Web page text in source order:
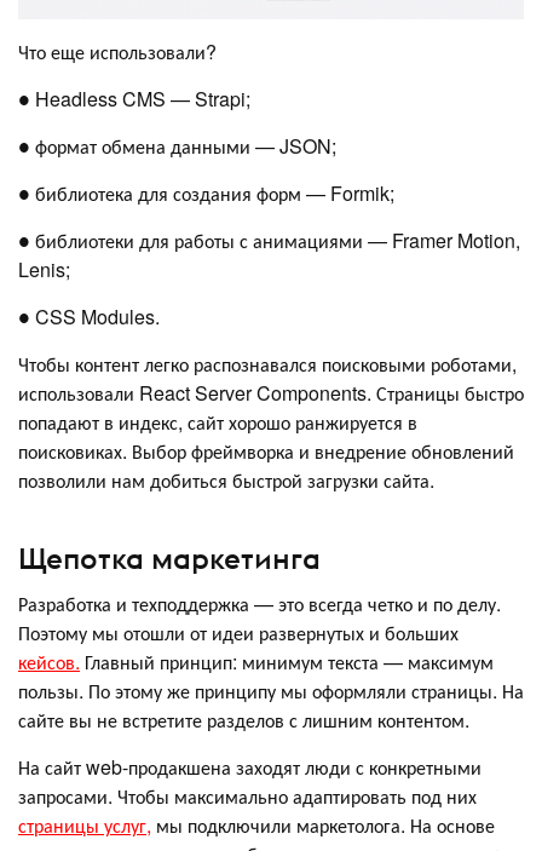
Что еще использовали?
● Headless CMS — Strapi;
● формат обмена данными — JSON;
● библиотека для создания форм — Formik;
● библиотеки для работы с анимациями — Framer Motion,
Lenis;
● CSS Modules.
Чтобы контент легко распознавался поисковыми роботами,
использовали React Server Components. Страницы быстро
попадают в индекс, сайт хорошо ранжируется в
поисковиках. Выбор фреймворка и внедрение обновлений
позволили нам добиться быстрой загрузки сайта.
Щепотка маркетинга
Разработка и техподдержка — это всегда четко и по делу.
Поэтому мы отошли от идеи развернутых и больших
кейсов. Главный принцип: минимум текста — максимум
пользы. По этому же принципу мы оформляли страницы. На
сайте вы не встретите разделов с лишним контентом.
На сайт web-продакшена заходят люди с конкретными
запросами. Чтобы максимально адаптировать под них
страницы услуг, мы подключили маркетолога. На основе